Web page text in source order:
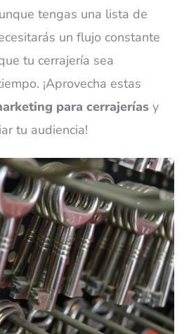
tengas una lista de
un flujo constante
tu cerrajería sea
¡Aprovecha estas
para cerrajerías y
tu audiencia!